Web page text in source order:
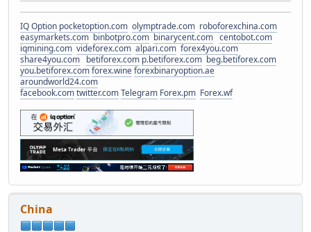
IQ Option pocketoption.com olymptrade.com roboforexchina.com
easymarkets.com binbotpro.com binarycent.com centobot.com
iqmining.com videforex.com alpari.com forex4you.com
share4you.com betiforex.com p.betiforex.com beg.betiforex.com
you.betiforex.comforex.wineforexbinaryoption.ae
aroundworld24.com
facebook.comtwitter.comTelegram Forex.pm Forex.wf
China